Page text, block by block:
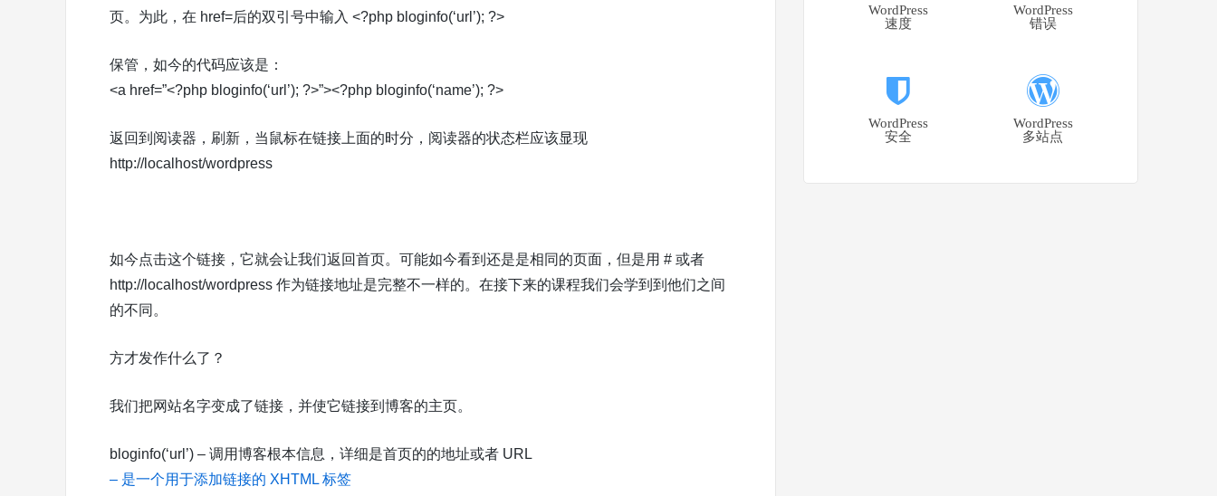
页。为此，在 href=后的双引号中输入 <?php bloginfo(‘url’); ?>
保管，如今的代码应该是：
<a href=”<?php bloginfo(‘url’); ?>”><?php bloginfo(‘name’); ?>
返回到阅读器，刷新，当鼠标在链接上面的时分，阅读器的状态栏应该显现
http://localhost/wordpress
如今点击这个链接，它就会让我们返回首页。可能如今看到还是是相同的页面，但是用 # 或者
http://localhost/wordpress 作为链接地址是完整不一样的。在接下来的课程我们会学到到他们之间
的不同。
方才发作什么了？
我们把网站名字变成了链接，并使它链接到博客的主页。
bloginfo(‘url’) – 调用博客根本信息，详细是首页的的地址或者 URL
– 是一个用于添加链接的 XHTML 标签
WordPress
速度
WordPress
错误
WordPress
安全
WordPress
多站点